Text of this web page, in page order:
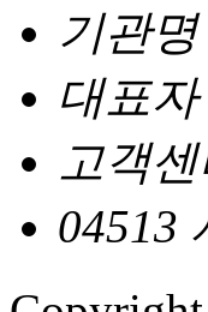
기관명
대표자
고객
04513